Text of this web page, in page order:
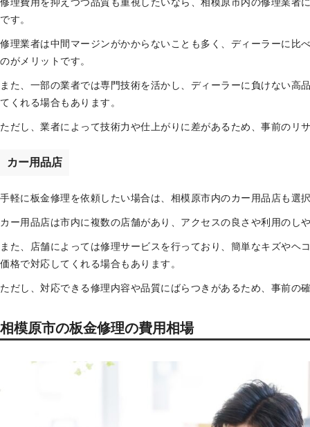
修理費用を抑えつつ品質も重視したいなら、相模原市内の修理業者
です。
修理業者は中間マージンがかからないことも多く、ディーラーに比
のがメリットです。
また、一部の業者では専門技術を活かし、ディーラーに負けない高
てくれる場合もあります。
ただし、業者によって技術力や仕上がりに差があるため、事前のリ
カー用品店
手軽に板金修理を依頼したい場合は、相模原市内のカー用品店も選
カー用品店は市内に複数の店舗があり、アクセスの良さや利用のし
また、店舗によっては修理サービスを行っており、簡単なキズやヘ
価格で対応してくれる場合もあります。
ただし、対応できる修理内容や品質にばらつきがあるため、事前の
相模原市の板金修理の費用相場